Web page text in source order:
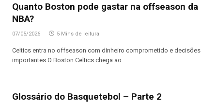
Quanto Boston pode gastar na offseason da
NBA?
07/05/2026 5 Mins de leitura
Celtics entra no offseason com dinheiro comprometido e decisões
importantes O Boston Celtics chega ao…
Glossário do Basquetebol – Parte 2